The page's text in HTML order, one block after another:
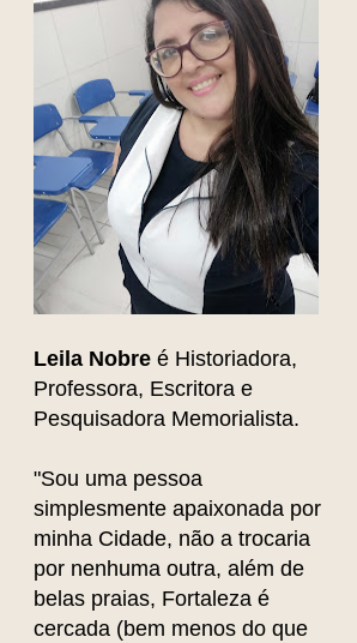
Leila Nobre é Historiadora,
Professora, Escritora e
Pesquisadora Memorialista.
"Sou uma pessoa
simplesmente apaixonada por
minha Cidade, não a trocaria
por nenhuma outra, além de
belas praias, Fortaleza é
cercada (bem menos do que